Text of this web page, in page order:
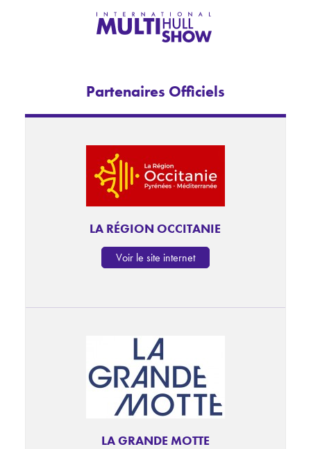
English (UK)
Partenaires Officiels
LA RÉGION OCCITANIE
Voir le site internet
LA GRANDE MOTTE